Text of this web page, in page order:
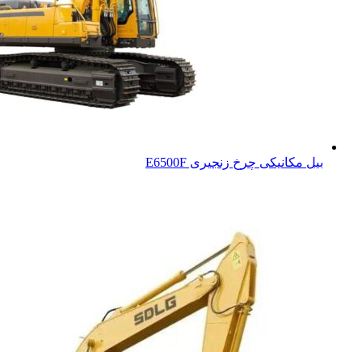
بیل مکانیکی چرخ زنجیری E6500F